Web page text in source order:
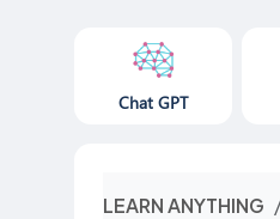
Chat GPT
LEARN ANYTHING